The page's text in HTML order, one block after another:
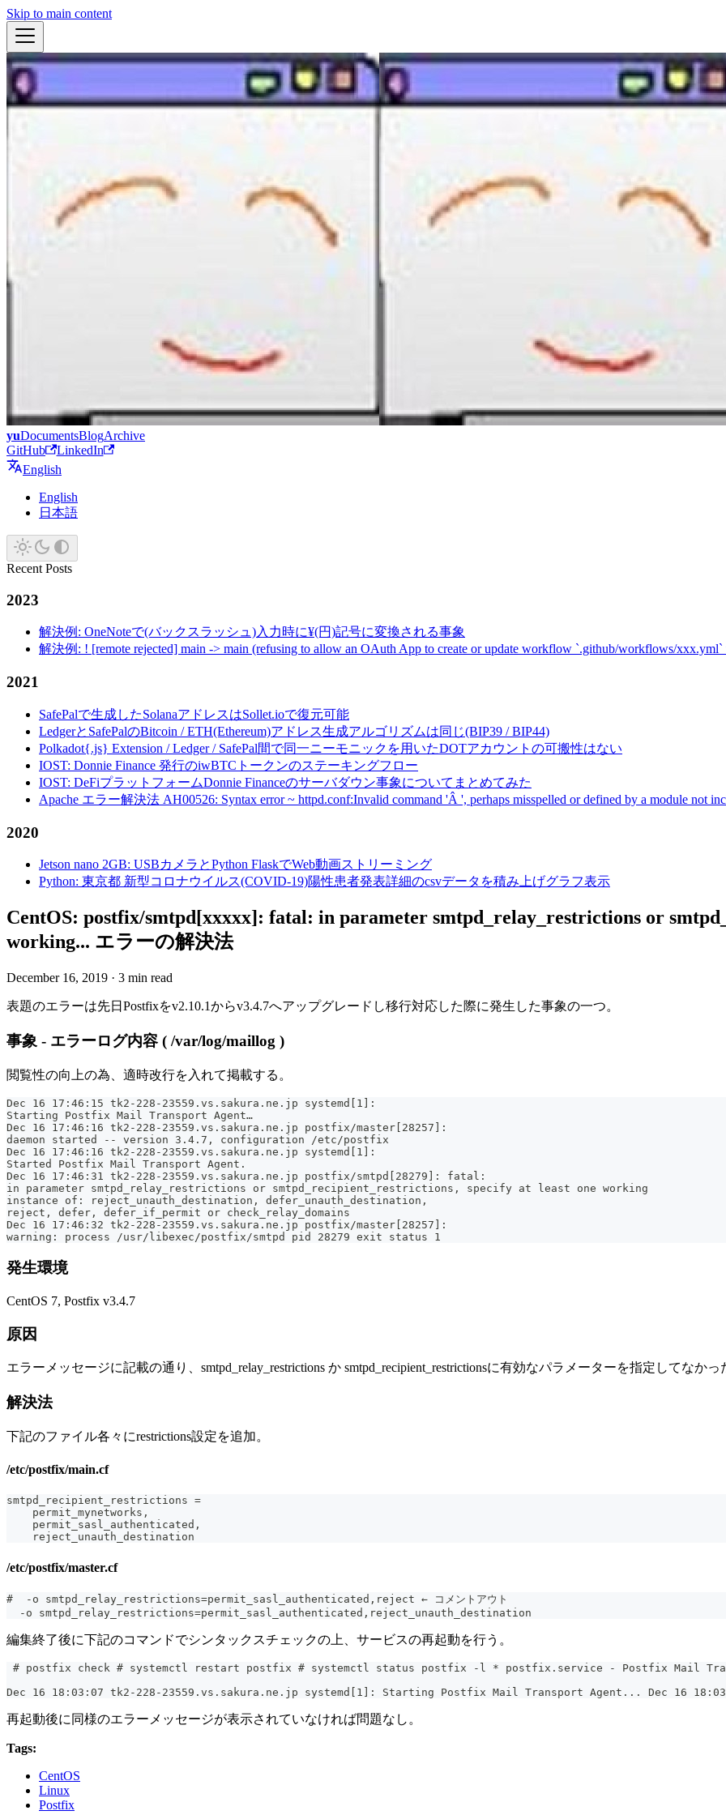
Skip to main content
yuDocumentsBlogArchive
GitHub
LinkedIn
English
English
日本語
Recent Posts
2023
解決例: OneNoteで(バックスラッシュ)入力時に¥(円)記号に変換される事象
解決例: ! [remote rejected] main -> main (refusing to allow an OAuth App to create or update workflow `.github/workflows/
2021
SafePalで生成したSolanaアドレスはSollet.ioで復元可能
LedgerとSafePalのBitcoin / ETH(Ethereum)アドレス生成アルゴリズムは同じ(BIP39 / BIP44)
Polkadot{.js} Extension / Ledger / SafePal間で同一ニーモニックを用いたDOTアカウントの可搬性はない
IOST: Donnie Finance 発行のiwBTCトークンのステーキングフロー
IOST: DeFiプラットフォームDonnie Financeのサーバダウン事象についてまとめてみた
Apache エラー解決法 AH00526: Syntax error ~ httpd.conf:Invalid command 'Â ', perhaps misspelled or defined by a module not
2020
Jetson nano 2GB: USBカメラとPython FlaskでWeb動画ストリーミング
Python: 東京都 新型コロナウイルス(COVID-19)陽性患者発表詳細のcsvデータを積み上げグラフ表示
CentOS: postfix/smtpd[xxxxx]: fatal: in parameter smtpd_relay_restrictions or
working... エラーの解決法
December 16, 2019 · 3 min read
表題のエラーは先日Postfixをv2.10.1からv3.4.7へアップグレードし移行対応した際に発生した事象の一つ。
事象 - エラーログ内容 ( /var/log/maillog )
閲覧性の向上の為、適時改行を入れて掲載する。
Dec 16 17:46:15 tk2-228-23559.vs.sakura.ne.jp systemd[1]:
Starting Postfix Mail Transport Agent…
Dec 16 17:46:16 tk2-228-23559.vs.sakura.ne.jp postfix/master[28257]:
daemon started -- version 3.4.7, configuration /etc/postfix
Dec 16 17:46:16 tk2-228-23559.vs.sakura.ne.jp systemd[1]:
Started Postfix Mail Transport Agent.
Dec 16 17:46:31 tk2-228-23559.vs.sakura.ne.jp postfix/smtpd[28279]: fatal:
in parameter smtpd_relay_restrictions or smtpd_recipient_restrictions, specify at least one working
instance of: reject_unauth_destination, defer_unauth_destination,
reject, defer, defer_if_permit or check_relay_domains
Dec 16 17:46:32 tk2-228-23559.vs.sakura.ne.jp postfix/master[28257]:
warning: process /usr/libexec/postfix/smtpd pid 28279 exit status 1
発生環境
CentOS 7, Postfix v3.4.7
原因
エラーメッセージに記載の通り、smtpd_relay_restrictions か smtpd_recipient_restrictionsに有効なパラメーターを指定してなかっ
解決法
下記のファイル各々にrestrictions設定を追加。
/etc/postfix/main.cf
smtpd_recipient_restrictions =
    permit_mynetworks,
    permit_sasl_authenticated,
    reject_unauth_destination
/etc/postfix/master.cf
#  -o smtpd_relay_restrictions=permit_sasl_authenticated,reject ← コメントアウト
  -o smtpd_relay_restrictions=permit_sasl_authenticated,reject_unauth_destination
編集終了後に下記のコマンドでシンタックスチェックの上、サービスの再起動を行う。
# postfix check # systemctl restart postfix # systemctl status postfix -l * postfix.service - Postfix Mail
Dec 16 18:03:07 tk2-228-23559.vs.sakura.ne.jp systemd[1]: Starting Postfix Mail Transport Agent... Dec 16
再起動後に同様のエラーメッセージが表示されていなければ問題なし。
Tags:
CentOS
Linux
Postfix